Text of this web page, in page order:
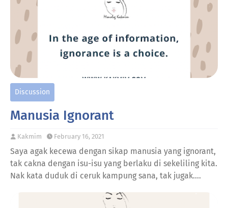
Discussion
Manusia Ignorant
Kakmim February 16, 2021
Saya agak kecewa dengan sikap manusia yang ignorant,
tak cakna dengan isu-isu yang berlaku di sekeliling kita.
Nak kata duduk di ceruk kampung sana, tak jugak.…